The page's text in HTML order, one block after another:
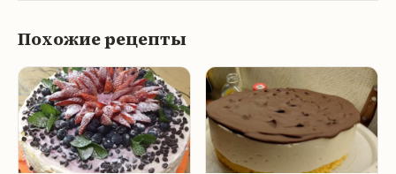
Похожие рецепты